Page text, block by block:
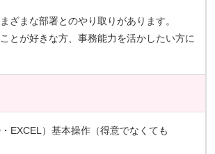
ざまな部署とのやり取りがあります。
とが好きな方、事務能力を活かしたい方に
EXCEL）基本操作（得意でなくても